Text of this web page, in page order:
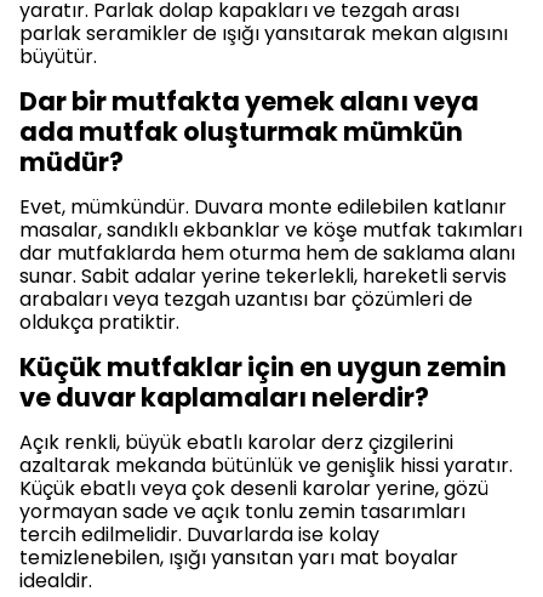
yaratır. Parlak dolap kapakları ve tezgah arası
parlak seramikler de ışığı yansıtarak mekan algısını
büyütür.
Dar bir mutfakta yemek alanı veya
ada mutfak oluşturmak mümkün
müdür?
Evet, mümkündür. Duvara monte edilebilen katlanır
masalar, sandıklı ekbanklar ve köşe mutfak takımları
dar mutfaklarda hem oturma hem de saklama alanı
sunar. Sabit adalar yerine tekerlekli, hareketli servis
arabaları veya tezgah uzantısı bar çözümleri de
oldukça pratiktir.
Küçük mutfaklar için en uygun zemin
ve duvar kaplamaları nelerdir?
Açık renkli, büyük ebatlı karolar derz çizgilerini
azaltarak mekanda bütünlük ve genişlik hissi yaratır.
Küçük ebatlı veya çok desenli karolar yerine, gözü
yormayan sade ve açık tonlu zemin tasarımları
tercih edilmelidir. Duvarlarda ise kolay
temizlenebilen, ışığı yansıtan yarı mat boyalar
idealdir.